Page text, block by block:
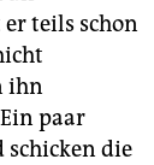
teils schon
ihn
paar
schicken die